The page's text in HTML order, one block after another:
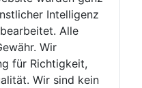
Intelligenz
Alle
Wir
für Richtigkeit,
Wir sind kein